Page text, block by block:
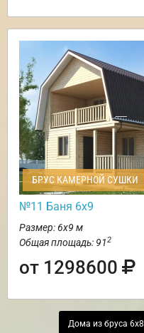
БРУС КАМЕРНОЙ СУШКИ
№11 Баня 6х9
Размер: 6х9 м
Общая площадь: 912
от 1298600
Дома из бруса 6х8